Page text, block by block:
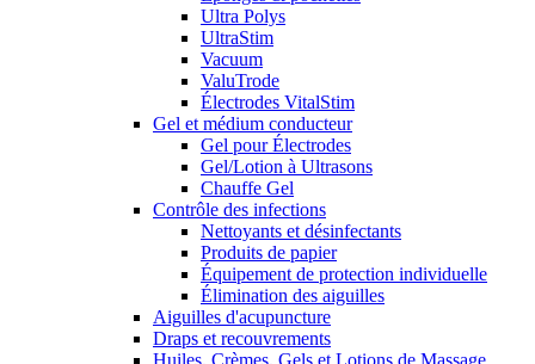
Ultra Polys
UltraStim
Vacuum
ValuTrode
Électrodes VitalStim
Gel et médium conducteur
Gel pour Électrodes
Gel/Lotion à Ultrasons
Chauffe Gel
Contrôle des infections
Nettoyants et désinfectants
Produits de papier
Équipement de protection individuelle
Élimination des aiguilles
Aiguilles d'acupuncture
Draps et recouvrements